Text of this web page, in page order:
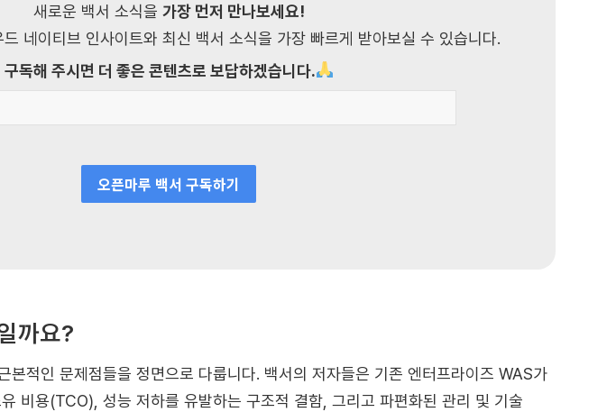
새로운 백서 소식을 가장 먼저 만나보세요!
네이티브 인사이트와 최신 백서 소식을 가장 빠르게 받아보실 수 있습니다.
구독해 주시면 더 좋은 콘텐츠로 보답하겠습니다.
오픈마루 백서 구독하기
까요?
본적인 문제점들을 정면으로 다룹니다. 백서의 저자들은 기존 엔터프라이즈 WAS가
비용(TCO), 성능 저하를 유발하는 구조적 결함, 그리고 파편화된 관리 및 기술